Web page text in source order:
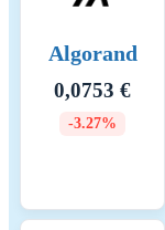
Algorand
0,0753 €
-3.27%